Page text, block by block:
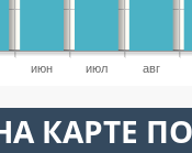
июн июл авг
КАРТЕ